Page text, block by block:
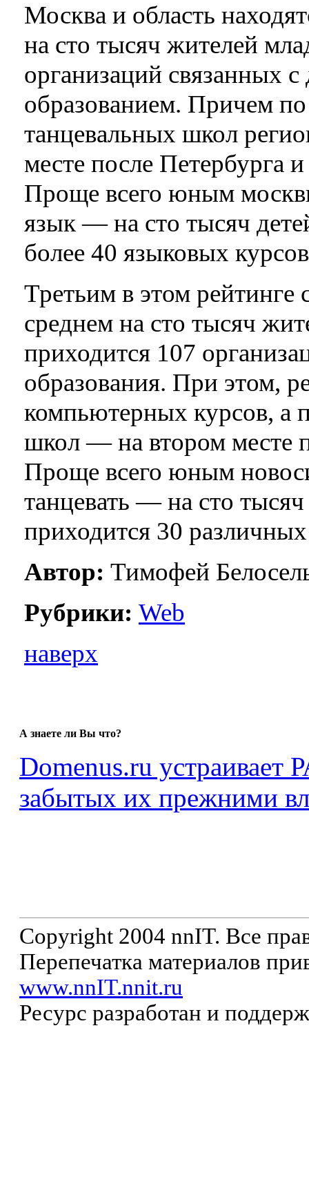
Москва и область
на сто тысяч жителей
организаций связанных
образованием. Причем
танцевальных школ
месте после Петербурга
Проще всего юным
язык — на сто тысяч
более 40 языковых
Третьим в этом рейтинге
среднем на сто тысяч
приходится 107
образования. При этом,
компьютерных курсов, а
школ — на втором месте
Проще всего юным
танцевать — на сто
приходится 30
Автор: Тимофей
Рубрики: Web
наверх
А знаете ли Вы что?
Domenus.ru
забытых их прежними
Copyright 2004 nnIT. Все
Перепечатка материалов
www.nnIT.nnit.ru
Ресурс разработан и